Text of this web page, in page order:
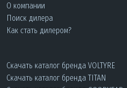
О компании
Поиск дилера
Как стать дилером?
Скачать каталог бренда VOLTYRE
Скачать каталог бренда TITAN